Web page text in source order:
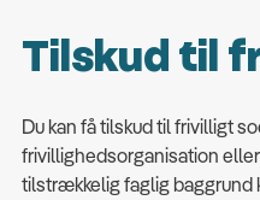
Tilskud til
Du kan få tilskud til frivilligt
frivillighedsorganisation
tilstrækkelig faglig baggrund